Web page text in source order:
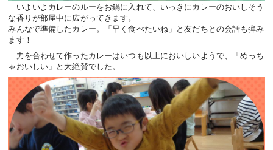
いよいよカレーのルーをお鍋に入れて、いっきにカレーのおいしそう
な香りが部屋中に広がってきます。
みんなで準備したカレー。「早く食べたいね」と友だちとの会話も弾み
ます！
力を合わせて作ったカレーはいつも以上においしいようで、「めっち
ゃおいしい」と大絶賛でした。